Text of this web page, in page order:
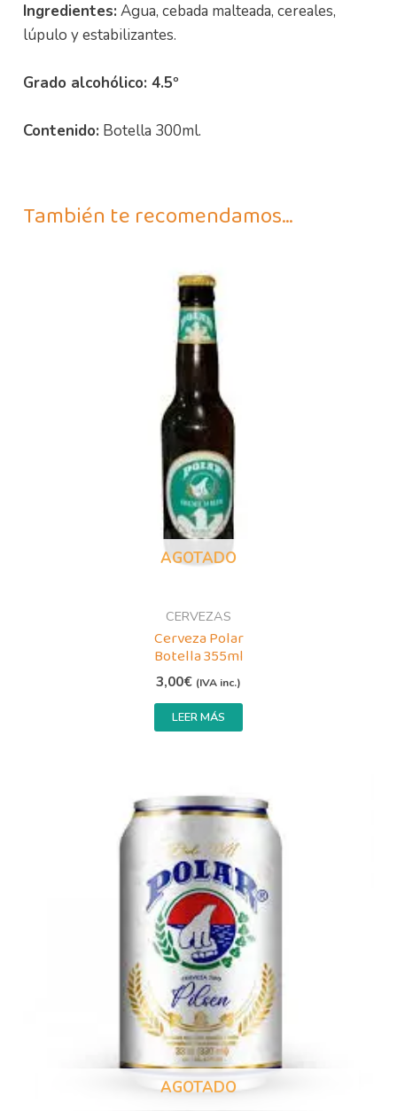
Ingredientes: Agua, cebada malteada, cereales,
lúpulo y estabilizantes.
Grado alcohólico: 4.5º
Contenido: Botella 300ml.
También te recomendamos…
AGOTADO
CERVEZAS
Cerveza Polar
Botella 355ml
3,00€ (IVA inc.)
LEER MÁS
AGOTADO